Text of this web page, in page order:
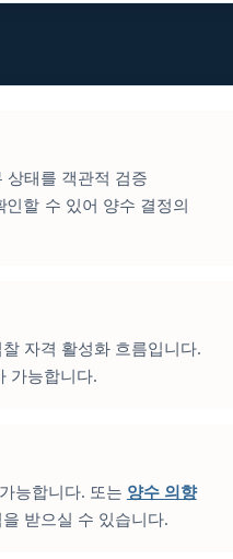
상태를 객관적 검증
할 수 있어 양수 결정의
자격 활성화 흐름입니다.
가능합니다.
능합니다. 또는 양수 의향
받으실 수 있습니다.